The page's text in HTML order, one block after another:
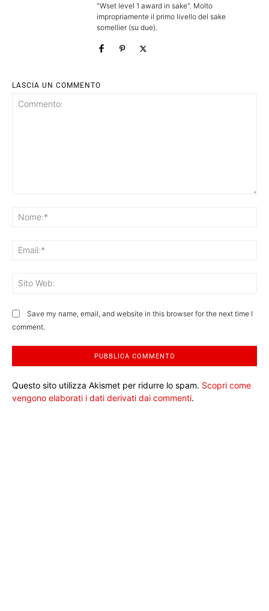
"Wset level 1 award in sake". Molto
impropriamente il primo livello del sake
somellier (su due).
LASCIA UN COMMENTO
Save my name, email, and website in this browser for the next time I
comment.
Questo sito utilizza Akismet per ridurre lo spam. Scopri come
vengono elaborati i dati derivati dai commenti.